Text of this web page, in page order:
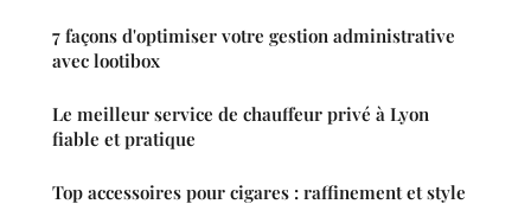
7 façons d'optimiser votre gestion administrative
avec lootibox
Le meilleur service de chauffeur privé à Lyon
fiable et pratique
Top accessoires pour cigares : raffinement et style